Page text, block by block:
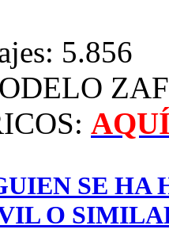
5.856
SE HA
O